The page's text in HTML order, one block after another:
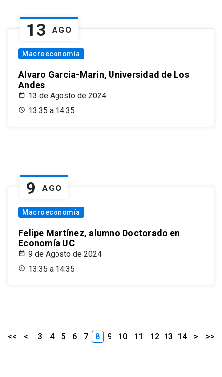
13 AGO
Macroeconomía
Alvaro Garcia-Marin, Universidad de Los
Andes
13 de Agosto de 2024
13:35 a 14:35
9 AGO
Macroeconomía
Felipe Martínez, alumno Doctorado en
Economía UC
9 de Agosto de 2024
13:35 a 14:35
<< < 3 4 5 6 7 8 9 10 11 12 13 14 > >>